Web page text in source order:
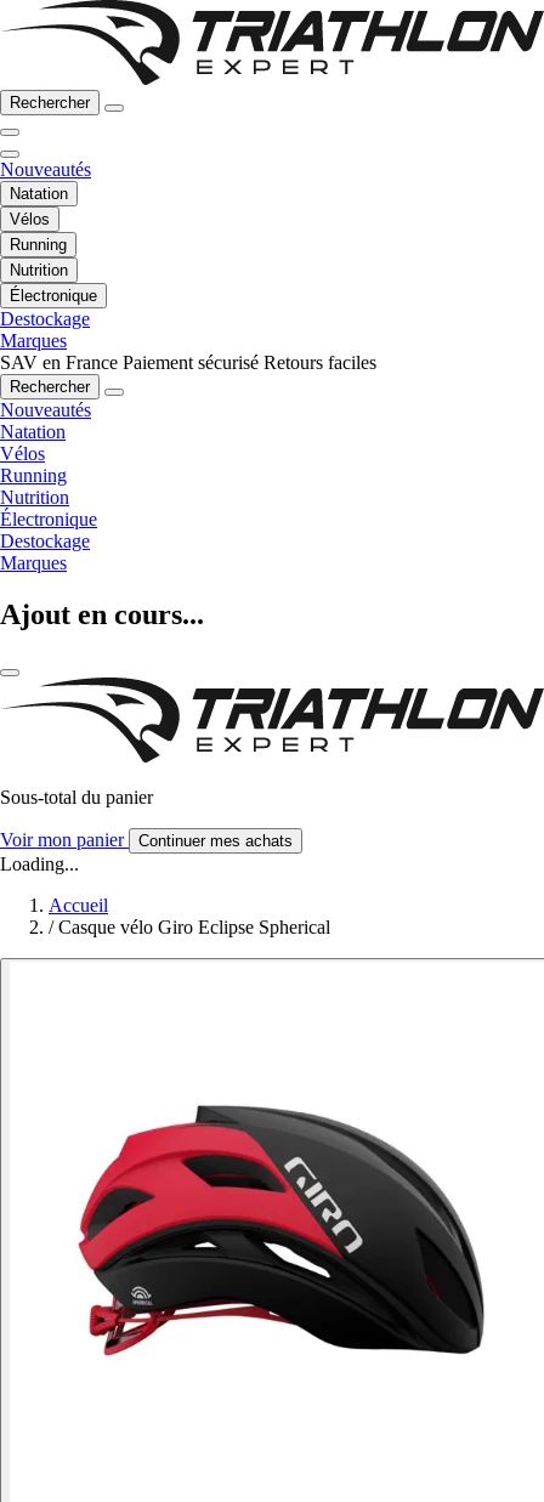
Rechercher
Nouveautés
Natation
Vélos
Running
Nutrition
Électronique
Destockage
Marques
SAV en France Paiement sécurisé Retours faciles
Rechercher
Nouveautés
Natation
Vélos
Running
Nutrition
Électronique
Destockage
Marques
Ajout en cours...
Sous-total du panier
Voir mon panier Continuer mes achats
Loading...
Accueil
/ Casque vélo Giro Eclipse Spherical